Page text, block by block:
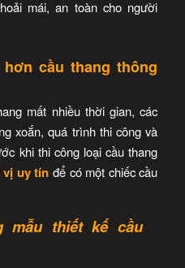
mái, an toàn cho người
cầu thang thông
mất nhiều thời gian, các
xoắn, quá trình thi công và
khi thi công loại cầu thang
uy tín để có một chiếc cầu
mẫu thiết kế cầu